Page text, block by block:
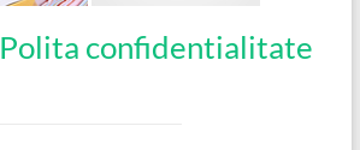
Polita confidentialitate